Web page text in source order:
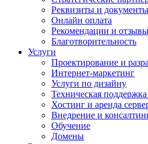
Реквизиты и документы
Онлайн оплата
Рекомендации и
Благотворительность
Услуги
Проектирование и
Интернет-маркетинг
Услуги по дизайну
Техническая
Хостинг и аренда
Внедрение и
Обучение
Домены